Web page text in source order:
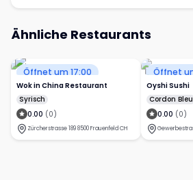
Ähnliche Restaurants
Öffnet um 17:00
Wok in China Restaurant
Syrisch
0.00 (0)
Zürcherstrasse 189 8500 Frauenfeld CH
Öffnet
Oyshi Sushi
Cordon Bleu
0.00 (0)